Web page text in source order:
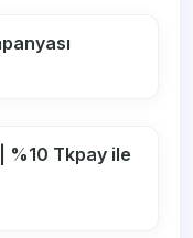
%10 Tkpay ile